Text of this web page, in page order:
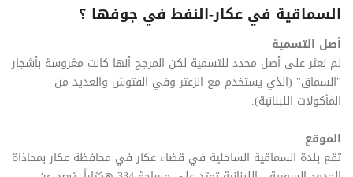
السماقية في عكار-النفط في جوفها ؟
أصل التسمية
لم نعثر على أصل محدد للتسمية لكن المرجح أنها كانت مغروسة بأشجار
"السماق" (الذي يستخدم مع الزعتر وفي الفتوش والعديد من
المأكولات اللبنانية).
الموقع
تقع بلدة السماقية الساحلية في قضاء عكار في محافظة عكار بمحاذاة